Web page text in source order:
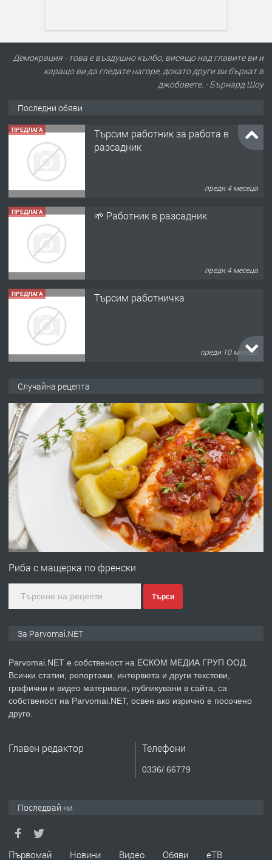
Демокрация - това е въздушно кълбо, висящо над главите ви и
каращо ви да гледате нагоре, докато други ви бъркат в
джобовете. - Бърнард Шоу
Последни обяви
ПРЕДЛАГА
Търсим работник за работа в
разсадник
преди 4 месеца
ПРЕДЛАГА 🌱 Работник в разсадник
преди 4 месеца
ПРЕДЛАГА Търсим работничка
преди 10 месеца
преди 1 година
ПРЕДЛАГА Работа за общи работници
преди 1 година
ПРЕДЛАГА
Първи поход "По стъпките на Ангел
преди 1 година
ПРЕДЛАГА Уроци по Математика
Случайна рецепта
Риба с мащерка по френски
Търси
За Parvomai.NET
Parvomai.NET е собственост на ЕСКОМ МЕДИА ГРУП ООД.
Всички статии, репортажи, интервюта и други текстови,
графични и видео материали, публикувани в сайта, са
собственост на Parvomai.NET, освен ако изрично е посочено
друго.
Главен редактор Телефони
0336/ 66779
Последвай ни
Първомай Новини Видео Обяви еТВ